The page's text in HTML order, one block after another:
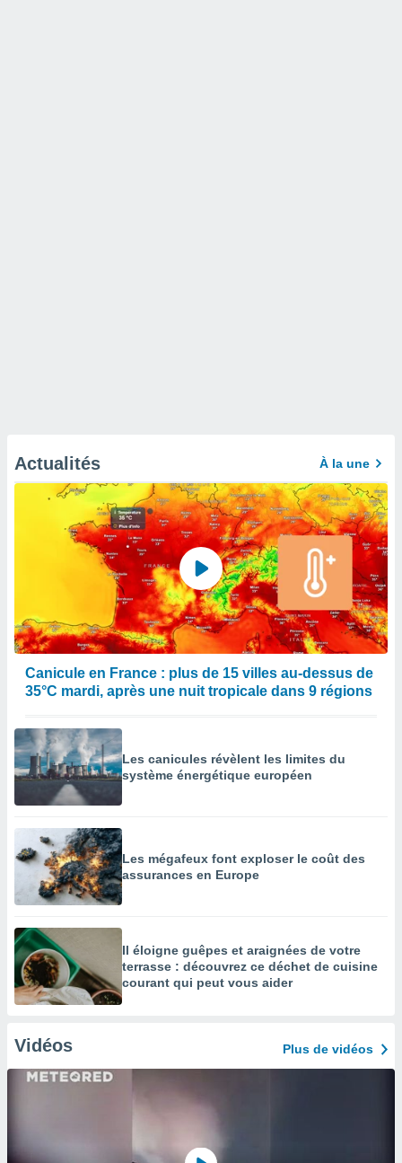
Actualités À la une
Canicule en France : plus de 15 villes au-dessus de
35°C mardi, après une nuit tropicale dans 9 régions
Les canicules révèlent les limites du
système énergétique européen
Les mégafeux font exploser le coût des
assurances en Europe
Il éloigne guêpes et araignées de votre
terrasse : découvrez ce déchet de cuisine
courant qui peut vous aider
Vidéos Plus de vidéos